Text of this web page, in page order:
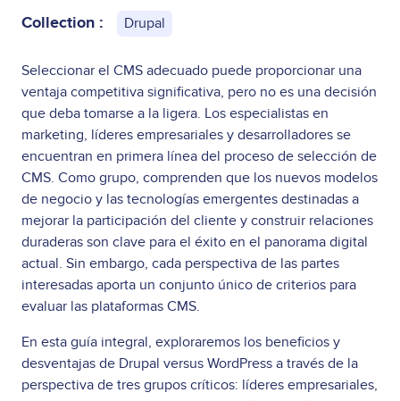
Collection : Drupal
Seleccionar el CMS adecuado puede proporcionar una
ventaja competitiva significativa, pero no es una decisión
que deba tomarse a la ligera. Los especialistas en
marketing, líderes empresariales y desarrolladores se
encuentran en primera línea del proceso de selección de
CMS. Como grupo, comprenden que los nuevos modelos
de negocio y las tecnologías emergentes destinadas a
mejorar la participación del cliente y construir relaciones
duraderas son clave para el éxito en el panorama digital
actual. Sin embargo, cada perspectiva de las partes
interesadas aporta un conjunto único de criterios para
evaluar las plataformas CMS.
En esta guía integral, exploraremos los beneficios y
desventajas de Drupal versus WordPress a través de la
perspectiva de tres grupos críticos: líderes empresariales,